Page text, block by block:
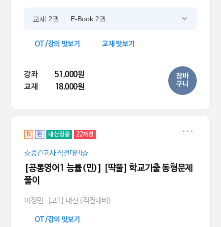
교재 2권 E-Book 2권
OT/강의 맛보기 교재 맛보기
강좌
51,000원
교재
18,000원
장바
구니
N 완 내신집중 22개정
☆중간고사 직전대비☆
[공통영어1 능률(민)] [딱풀] 학교기출 동형문제
풀이
이정민 [고1] 내신 (직전대비)
OT/강의 맛보기